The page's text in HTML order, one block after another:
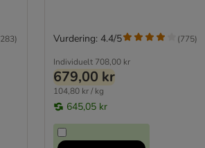
283)
Individuelt 708,00 kr
679,00 kr
104,80 kr / kg
645,05 kr
Vurdering: 4.4/5 (775)